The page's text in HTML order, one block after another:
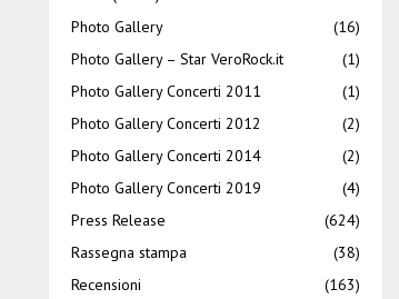
Photo Gallery
(16)
Photo Gallery – Star VeroRock.it
(1)
Photo Gallery Concerti 2011
(1)
Photo Gallery Concerti 2012
(2)
Photo Gallery Concerti 2014
(2)
Photo Gallery Concerti 2019
(4)
Press Release
(624)
Rassegna stampa
(38)
Recensioni
(163)